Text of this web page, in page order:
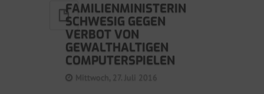
FAMILIENMINISTERIN
SCHWESIG GEGEN
VERBOT VON
GEWALTHALTIGEN
COMPUTERSPIELEN
Mittwoch, 27. Juli 2016